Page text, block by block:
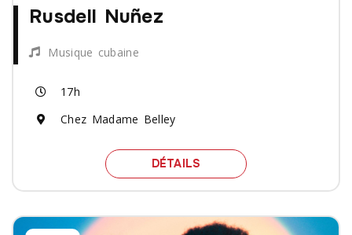
Rusdell Nuñez
Musique cubaine
17h
Chez Madame Belley
DÉTAILS SPECTACLE RUSDELL